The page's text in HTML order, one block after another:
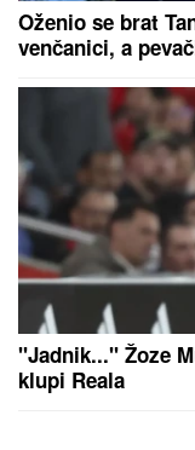
Oženio se brat
venčanici, a
"Jadnik..." Žoze
klupi Reala